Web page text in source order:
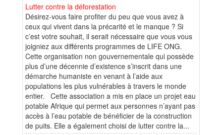
Lutter contre la déforestation
Désirez-vous faire profiter du peu que vous avez à
ceux qui vivent dans la précarité et le manque ? Si
c’est votre souhait, il serait nécessaire que vous vous
joigniez aux différents programmes de LIFE ONG.
Cette organisation non gouvernementale qui possède
plus d’une décennie d’existence s’inscrit dans une
démarche humaniste en venant à l’aide aux
populations les plus vulnérables à travers le monde
entier. Cette association a mis en place un projet eau
potable Afrique qui permet aux personnes n’ayant pas
accès à l’eau potable de bénéficier de la construction
de puits. Elle a également choisi de lutter contre la...